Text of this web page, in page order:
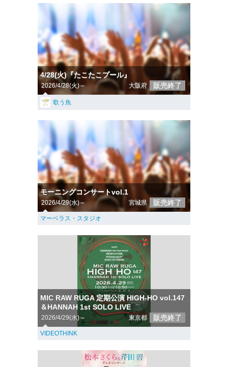
4/28(火)『たこたこプール』
2026/4/28(火)～ 大阪府 販売終了
歌う魚
モーニングコンサートvol.1
2026/4/29(水)～ 宮城県 販売終了
マーベラス・スタジオ
MIC RAW RUGA 定期公演 HIGH-HO vol.147
＆HANNAH 1st SOLO LIVE
2026/4/29(水)～ 東京都 販売終了
VIDEOTHINK